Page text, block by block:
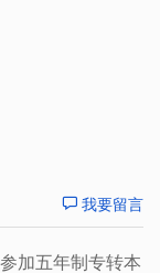
我要留言
加五年制专转本